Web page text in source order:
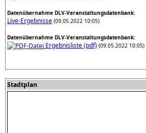
Datenübernahme DLV-Veranstaltungsdatenbank:
Live-Ergebnisse (09.05.2022 10:05)
Datenübernahme DLV-Veranstaltungsdatenbank:
Ergebnisliste (pdf) (09.05.2022 10:05)
Stadtplan